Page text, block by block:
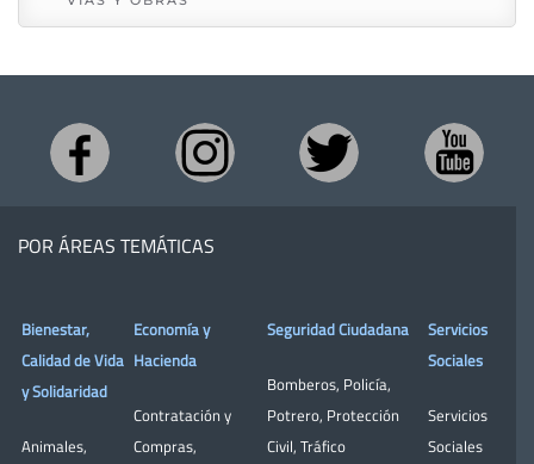
POR ÁREAS TEMÁTICAS
Bienestar,
Calidad de Vida
y Solidaridad
Animales,
Economía y
Hacienda
Contratación y
Compras,
Seguridad Ciudadana
Bomberos, Policía,
Potrero, Protección
Civil, Tráfico
Servicios
Sociales
Servicios
Sociales